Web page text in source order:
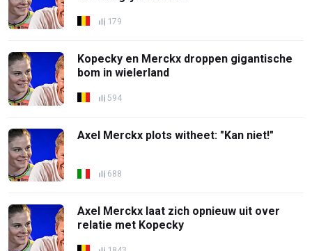
179
Kopecky en Merckx droppen gigantische
bom in wielerland
594
Axel Merckx plots witheet: "Kan niet!"
688
Axel Merckx laat zich opnieuw uit over
relatie met Kopecky